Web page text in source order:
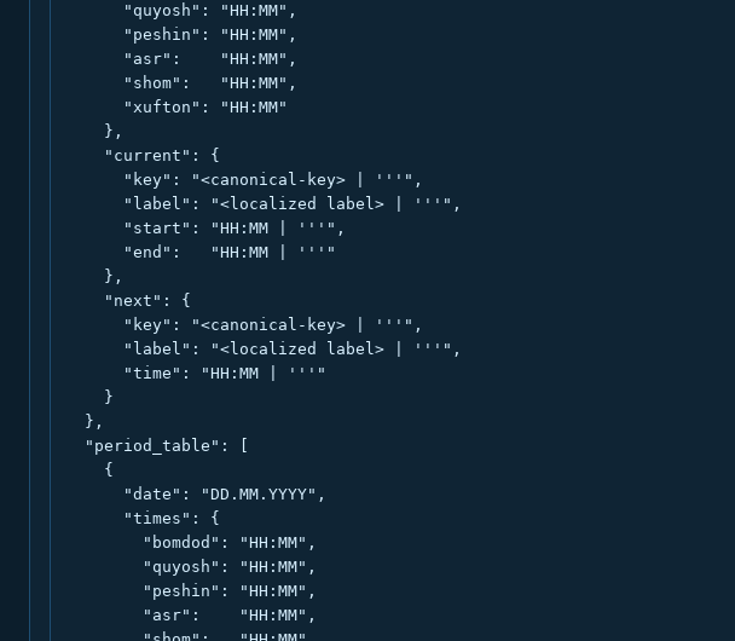
      "quyosh": "HH:MM",
      "peshin": "HH:MM",
      "asr":    "HH:MM",
      "shom":   "HH:MM",
      "xufton": "HH:MM"
    },
    "current": {
      "key": "<canonical-key> | '''",
      "label": "<localized label> | '''",
      "start": "HH:MM | '''",
      "end":   "HH:MM | '''"
    },
    "next": {
      "key": "<canonical-key> | '''",
      "label": "<localized label> | '''",
      "time": "HH:MM | '''"
    }
  },
  "period_table": [
    {
      "date": "DD.MM.YYYY",
      "times": {
        "bomdod": "HH:MM",
        "quyosh": "HH:MM",
        "peshin": "HH:MM",
        "asr":    "HH:MM",